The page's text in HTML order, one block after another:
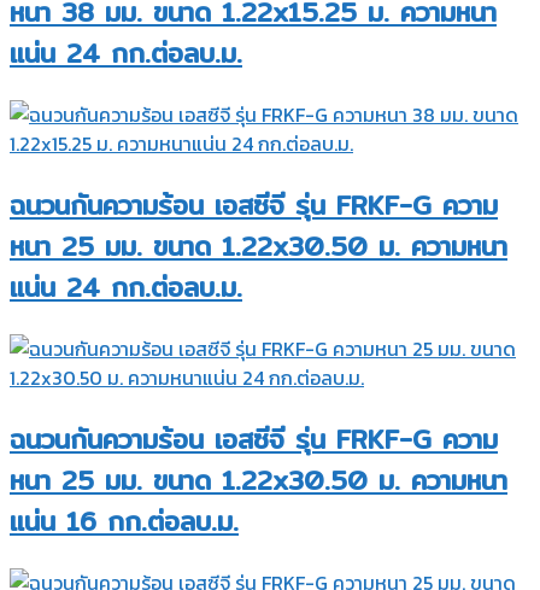
หนา 38 มม. ขนาด 1.22x15.25 ม. ความหนา
แน่น 24 กก.ต่อลบ.ม.
ฉนวนกันความร้อน เอสซีจี รุ่น FRKF-G ความ
หนา 25 มม. ขนาด 1.22x30.50 ม. ความหนา
แน่น 24 กก.ต่อลบ.ม.
ฉนวนกันความร้อน เอสซีจี รุ่น FRKF-G ความ
หนา 25 มม. ขนาด 1.22x30.50 ม. ความหนา
แน่น 16 กก.ต่อลบ.ม.